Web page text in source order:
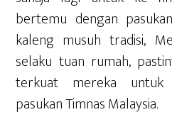
bertemu dengan
kaleng musuh tradisi,
selaku tuan rumah,
terkuat mereka untuk
pasukan Timnas Malaysia.